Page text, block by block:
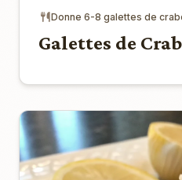
Donne 6-8 galettes de
Galettes de